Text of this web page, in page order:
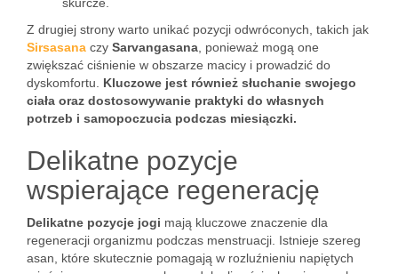
Z drugiej strony warto unikać pozycji odwróconych, takich jak
Sirsasana czy Sarvangasana , ponieważ mogą one
zwiększać ciśnienie w obszarze macicy i prowadzić do
dyskomfortu. Kluczowe jest również słuchanie swojego
ciała oraz dostosowywanie praktyki do własnych
potrzeb i samopoczucia podczas miesiączki.
Delikatne pozycje
wspierające regenerację
Delikatne pozycje jogi mają kluczowe znaczenie dla
regeneracji organizmu podczas menstruacji. Istnieje szereg
asan, które skutecznie pomagają w rozluźnieniu napiętych